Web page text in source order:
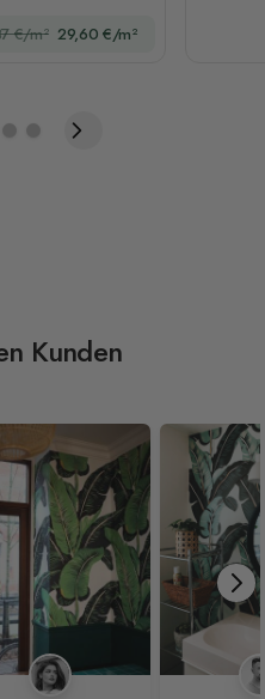
€/m² 29,60 €/m²
Kunden